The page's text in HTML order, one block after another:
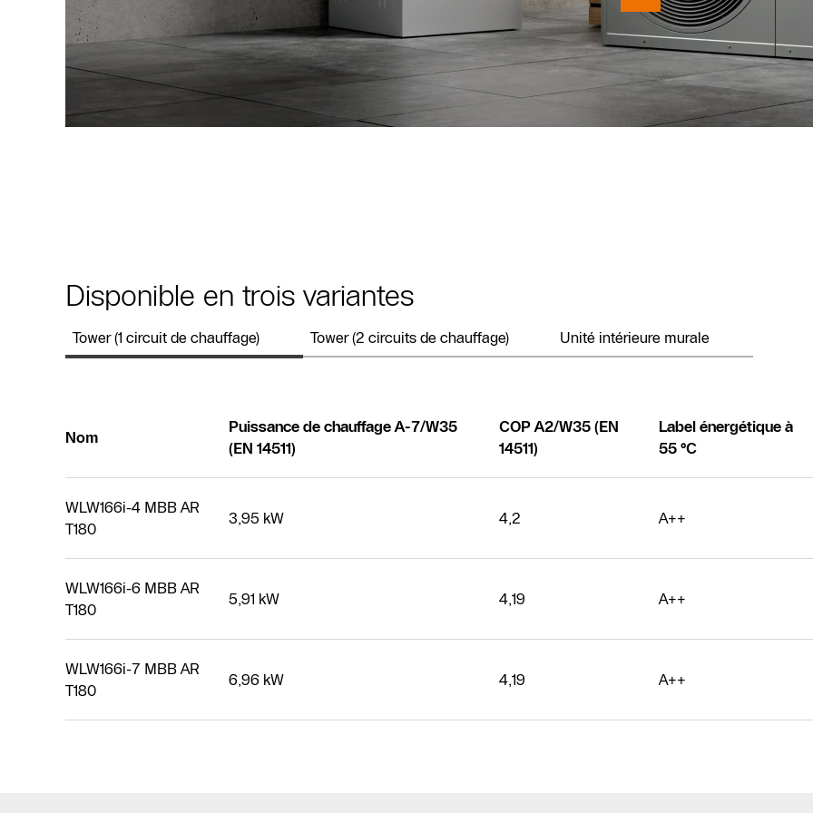
Disponible en trois variantes
Tower (1 circuit de chauffage) Tower (2 circuits de chauffage) Unité intérieure murale
Nom
Puissance de chauffage A-7/W35
(EN 14511)
COP A2/W35 (EN
14511)
Label énergétique à
55 °C
WLW166i-4 MBB AR
T180
3,95 kW 4,2 A++
WLW166i-6 MBB AR
T180
5,91 kW 4,19 A++
WLW166i-7 MBB AR
T180
6,96 kW 4,19 A++